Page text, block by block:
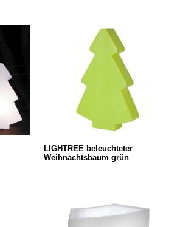
LIGHTREE beleuchteter
Weihnachtsbaum grün